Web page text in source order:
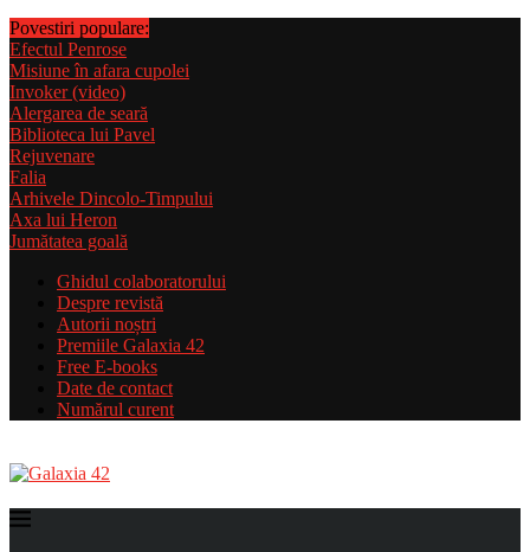
Povestiri populare:
Efectul Penrose
Misiune în afara cupolei
Invoker (video)
Alergarea de seară
Biblioteca lui Pavel
Rejuvenare
Falia
Arhivele Dincolo-Timpului
Axa lui Heron
Jumătatea goală
Ghidul colaboratorului
Despre revistă
Autorii noștri
Premiile Galaxia 42
Free E-books
Date de contact
Numărul curent